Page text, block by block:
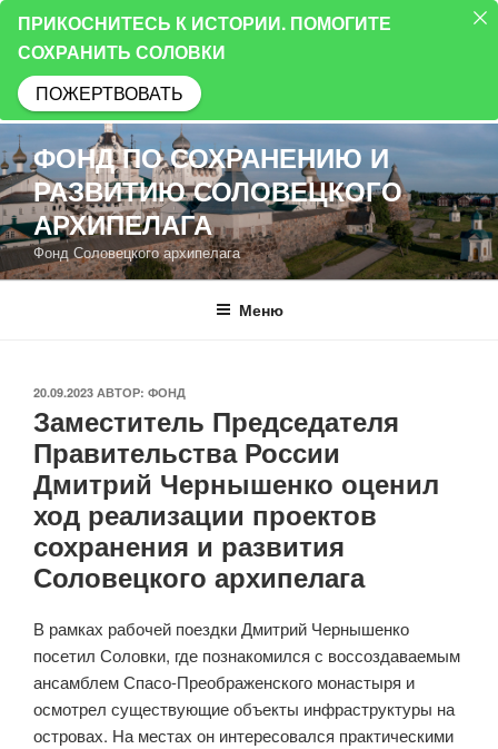
Перейти
к
содержимому
ФОНД ПО СОХРАНЕНИЮ И
РАЗВИТИЮ СОЛОВЕЦКОГО
АРХИПЕЛАГА
Фонд Соловецкого архипелага
Меню
ОПУБЛИКОВАНО
20.09.2023 АВТОР: ФОНД
Заместитель Председателя
Правительства России
Дмитрий Чернышенко оценил
ход реализации проектов
сохранения и развития
Соловецкого архипелага
В рамках рабочей поездки Дмитрий Чернышенко
посетил Соловки, где познакомился с воссоздаваемым
ансамблем Спасо-Преображенского монастыря и
осмотрел существующие объекты инфраструктуры на
островах. На местах он интересовался практическими
ПРИКОСНИТЕСЬ К ИСТОРИИ. ПОМОГИТЕ
СОХРАНИТЬ СОЛОВКИ
ПОЖЕРТВОВАТЬ